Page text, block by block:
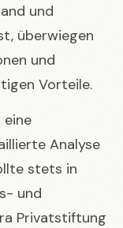
und
überwiegen
und
Vorteile.
eine
Analyse
stets in
und
Privatstiftung